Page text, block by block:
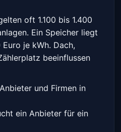
oft 1.100 bis 1.400
Ein Speicher liegt
je kWh. Dach,
beeinflussen
und Firmen in
ein Anbieter für ein